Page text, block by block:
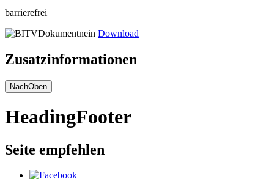
barrierefrei
Download
Zusatzinformationen
NachOben
HeadingFooter
Seite empfehlen